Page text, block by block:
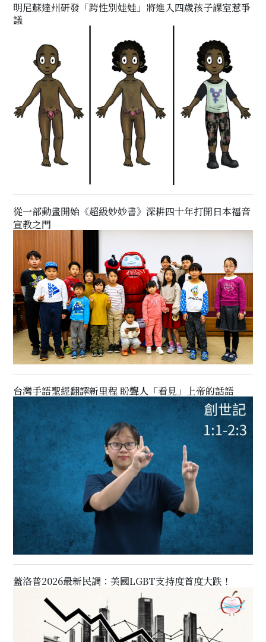
明尼蘇達州研發「跨性別娃娃」將進入四歲孩子課室惹爭
議
從一部動畫開始《超級妙妙書》深耕四十年打開日本福音
宣教之門
台灣手語聖經翻譯新里程 盼聾人「看見」上帝的話語
蓋洛普2026最新民調：美國LGBT支持度首度大跌！